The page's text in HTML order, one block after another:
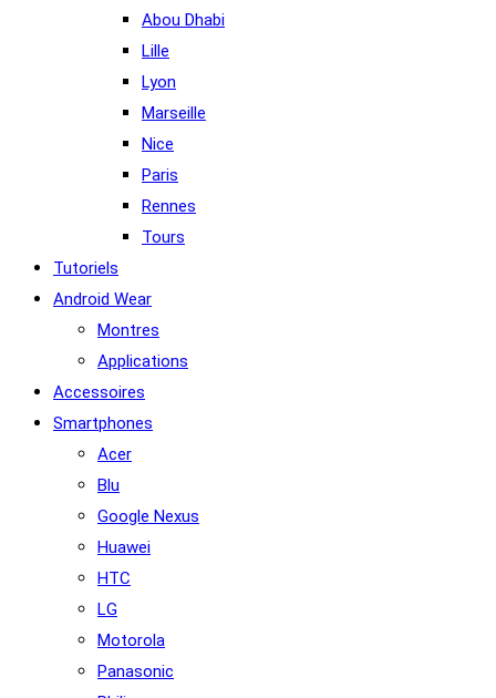
Abou Dhabi
Lille
Lyon
Marseille
Nice
Paris
Rennes
Tours
Tutoriels
Android Wear
Montres
Applications
Accessoires
Smartphones
Acer
Blu
Google Nexus
Huawei
HTC
LG
Motorola
Panasonic